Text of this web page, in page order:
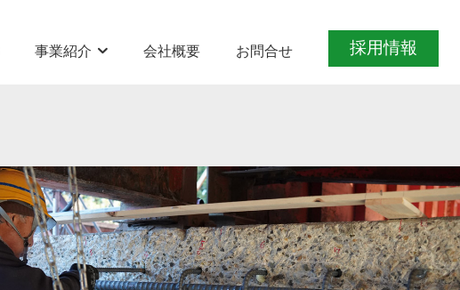
採用情報
事業紹介 会社概要 お問合せ